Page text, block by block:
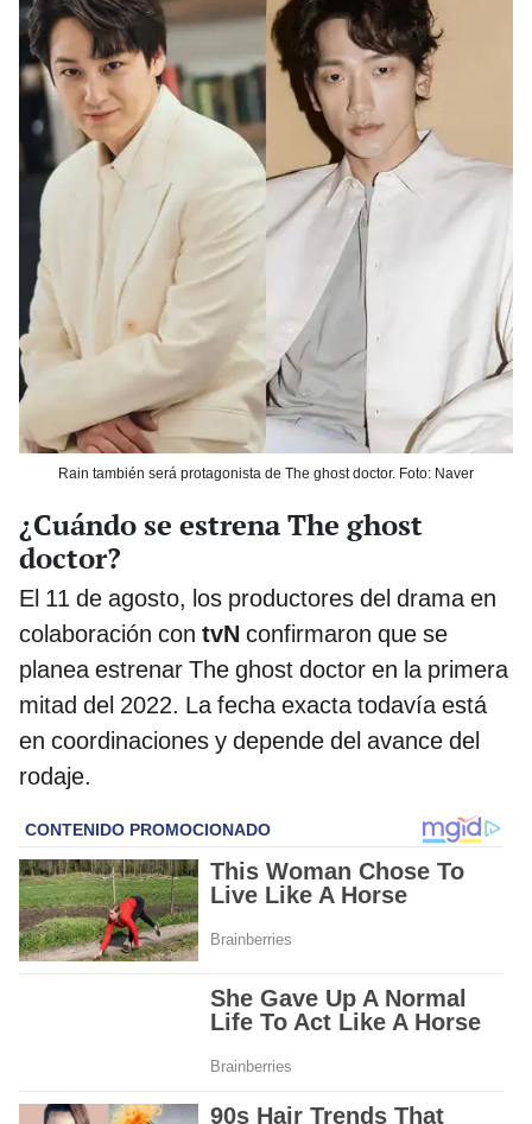
Rain también será protagonista de The ghost doctor. Foto: Naver
¿Cuándo se estrena The ghost
doctor?
El 11 de agosto, los productores del drama en
colaboración con tvN confirmaron que se
planea estrenar The ghost doctor en la primera
mitad del 2022. La fecha exacta todavía está
en coordinaciones y depende del avance del
rodaje.